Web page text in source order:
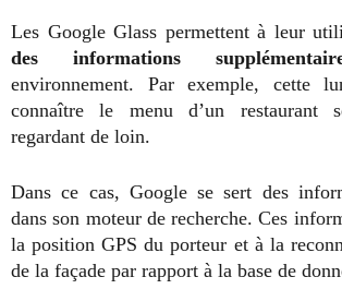
Les Google Glass permettent à leur
des informations
environnement. Par exemple, cette
connaître le menu d’un restaurant
regardant de loin.
Dans ce cas, Google se sert des
dans son moteur de recherche. Ces
la position GPS du porteur et à la
de la façade par rapport à la base de